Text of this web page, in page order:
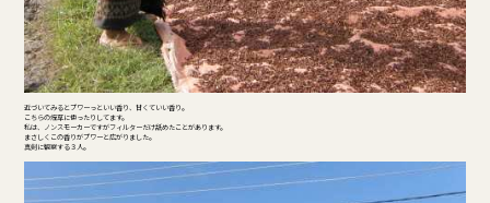
近づいてみるとプワーっといい香り、甘くていい香り。
こちらの煙草に使ったりしてます。
私は、ノンスモーカーですがフィルターだけ舐めたことがあります。
まさしくこの香りがプワーと広がりました。
真剣に観察する３人。